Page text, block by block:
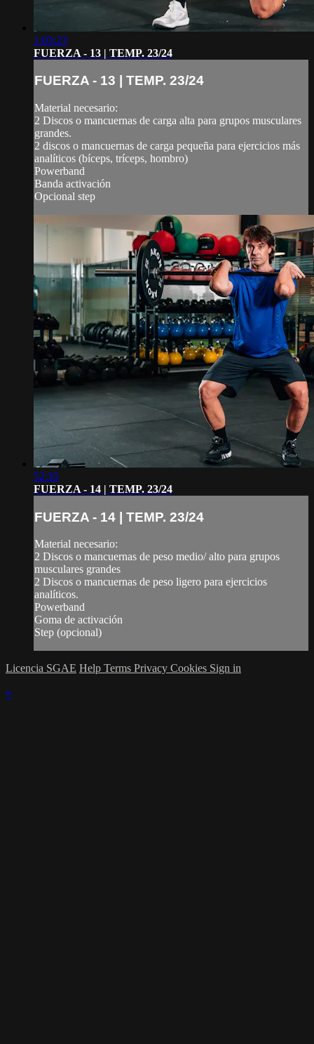
1:03:23
FUERZA - 13 | TEMP. 23/24
FUERZA - 13 | TEMP. 23/24
Material necesario:
2 Discos o mancuernas de carga alta para grupos musculares
grandes.
2 discos o mancuernas de carga pequeña para ejercicios más
analíticos (bíceps, tríceps, hombro)
Powerband
Banda activación
Opcional step
52:35
FUERZA - 14 | TEMP. 23/24
FUERZA - 14 | TEMP. 23/24
Material necesario:
2 Discos o mancuernas de peso medio/ alto para grupos
musculares grandes
2 Discos o mancuernas de peso ligero para ejercicios
analíticos.
Powerband
Goma de activación
Step (opcional)
Licencia SGAE Help Terms Privacy Cookies Sign in
×